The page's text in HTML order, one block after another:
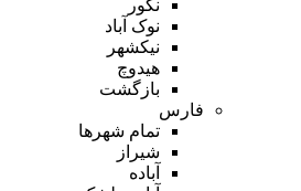
نگور
نوک آباد
نیکشهر
هیدوچ
بازگشت
فارس
تمام شهر‌ها
شیراز
آباده